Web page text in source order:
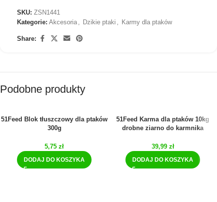
SKU: ZSN1441
Kategorie: Akcesoria , Dzikie ptaki , Karmy dla ptaków
Share:
Podobne produkty
51Feed Blok tłuszczowy dla ptaków
300g
5,75 zł
DODAJ DO KOSZYKA
51Feed Karma dla ptaków 10kg
drobne ziarno do karmnika
39,99 zł
DODAJ DO KOSZYKA